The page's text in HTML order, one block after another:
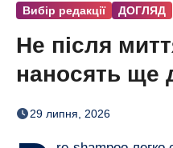
Вибір редакції ДОГЛЯД
Не після
наносять
29 липня, 2026